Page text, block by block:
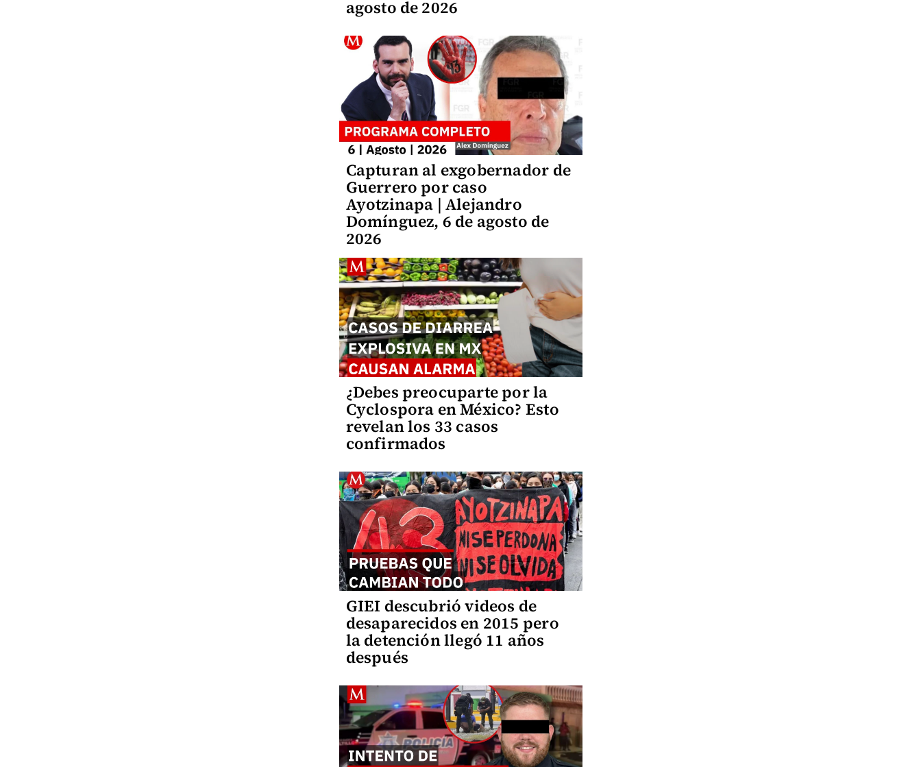
agosto de 2026
Capturan al exgobernador de
Guerrero por caso
Ayotzinapa | Alejandro
Domínguez, 6 de agosto de
2026
¿Debes preocuparte por la
Cyclospora en México? Esto
revelan los 33 casos
confirmados
GIEI descubrió videos de
desaparecidos en 2015 pero
la detención llegó 11 años
después